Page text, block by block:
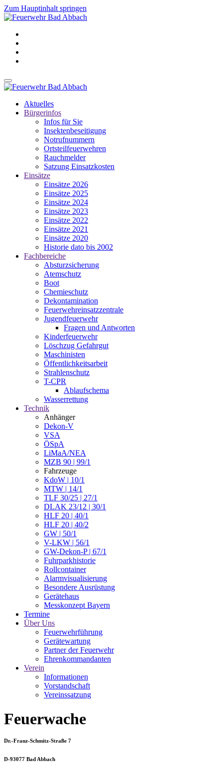
Zum Hauptinhalt springen
Aktuelles
Bürgerinfos
Infos für Sie
Insektenbeseitigung
Notrufnummern
Ortsteilfeuerwehren
Rauchmelder
Satzung Einsatzkosten
Einsätze
Einsätze 2026
Einsätze 2025
Einsätze 2024
Einsätze 2023
Einsätze 2022
Einsätze 2021
Einsätze 2020
Historie dato bis 2002
Fachbereiche
Absturzsicherung
Atemschutz
Boot
Chemieschutz
Dekontamination
Feuerwehreinsatzzentrale
Jugendfeuerwehr
Fragen und Antworten
Kinderfeuerwehr
Löschzug Gefahrgut
Maschinisten
Öffentlichkeitsarbeit
Strahlenschutz
T-CPR
Ablaufschema
Wasserrettung
Technik
Anhänger
Dekon-V
VSA
ÖSpA
LiMaA/NEA
MZB 90 | 99/1
Fahrzeuge
KdoW | 10/1
MTW | 14/1
TLF 30/25 | 27/1
DLAK 23/12 | 30/1
HLF 20 | 40/1
HLF 20 | 40/2
GW | 50/1
V-LKW | 56/1
GW-Dekon-P | 67/1
Fuhrparkhistorie
Rollcontainer
Alarmvisualisierung
Besondere Ausrüstung
Gerätehaus
Messkonzept Bayern
Termine
Über Uns
Feuerwehrführung
Gerätewartung
Partner der Feuerwehr
Ehrenkommandanten
Verein
Informationen
Vorstandschaft
Vereinssatzung
Feuerwache
Dr.-Franz-Schmitz-Straße 7
D-93077 Bad Abbach